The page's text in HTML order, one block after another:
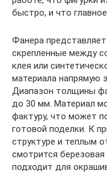
быстро, и что
Фанера
скрепленные между
клея или
материала напрямую
Диапазон толщины
до 30 мм. Материал
фактуру, что может
готовой поделки. К
структуре и теплым
смотрится
подходит для